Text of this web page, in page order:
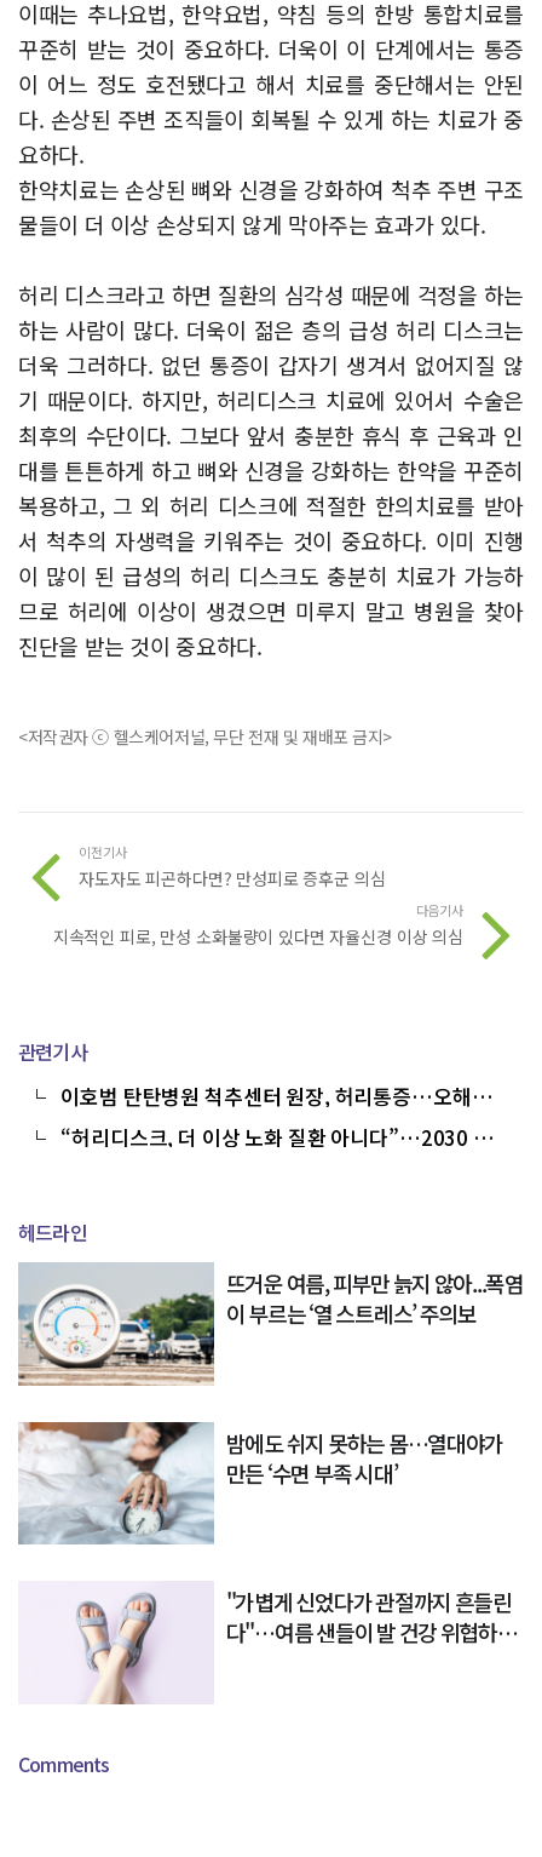
이때는 추나요법, 한약요법, 약침 등의 한방 통합치료를
꾸준히 받는 것이 중요하다. 더욱이 이 단계에서는 통증
이 어느 정도 호전됐다고 해서 치료를 중단해서는 안된
다. 손상된 주변 조직들이 회복될 수 있게 하는 치료가 중
요하다.
한약치료는 손상된 뼈와 신경을 강화하여 척추 주변 구조
물들이 더 이상 손상되지 않게 막아주는 효과가 있다.
허리 디스크라고 하면 질환의 심각성 때문에 걱정을 하는
하는 사람이 많다. 더욱이 젊은 층의 급성 허리 디스크는
더욱 그러하다. 없던 통증이 갑자기 생겨서 없어지질 않
기 때문이다. 하지만, 허리디스크 치료에 있어서 수술은
최후의 수단이다. 그보다 앞서 충분한 휴식 후 근육과 인
대를 튼튼하게 하고 뼈와 신경을 강화하는 한약을 꾸준히
복용하고, 그 외 허리 디스크에 적절한 한의치료를 받아
서 척추의 자생력을 키워주는 것이 중요하다. 이미 진행
이 많이 된 급성의 허리 디스크도 충분히 치료가 가능하
므로 허리에 이상이 생겼으면 미루지 말고 병원을 찾아
진단을 받는 것이 중요하다.
<저작권자 ⓒ 헬스케어저널, 무단 전재 및 재배포 금지>
이전기사
자도자도 피곤하다면? 만성피로 증후군 의심
다음기사
지속적인 피로, 만성 소화불량이 있다면 자율신경 이상 의심
관련기사
이호범 탄탄병원 척추센터 원장, 허리통증…오해는
줄이고 치료는 앞당겨야
“허리디스크, 더 이상 노화 질환 아니다”…2030 환자
헤드라인
뜨거운 여름, 피부만 늙지 않아...폭염
이 부르는 ‘열 스트레스’ 주의보
밤에도 쉬지 못하는 몸…열대야가
만든 ‘수면 부족 시대’
"가볍게 신었다가 관절까지 흔들린
다"…여름 샌들이 발 건강 위협하는
Comments